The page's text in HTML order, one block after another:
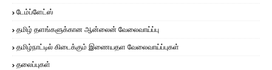
டேம்ப்ளேட்ஸ்
தமிழ் தளங்களுக்கான ஆன்லைன் வேலைவாய்ப்பு
தமிழ்நாட்டில் கிடைக்கும் இணையதள வேலைவாய்ப்புகள்
தலைப்புகள்